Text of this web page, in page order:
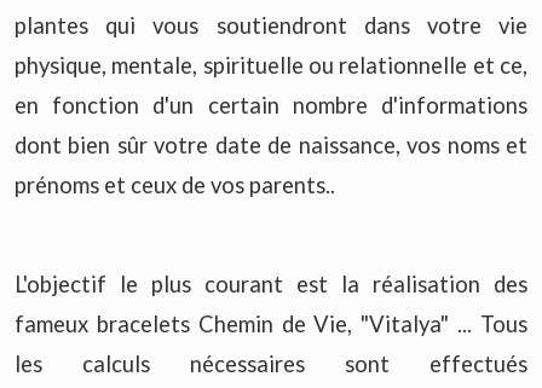
plantes qui vous soutiendront dans votre vie
physique, mentale, spirituelle ou relationnelle et ce,
en fonction d'un certain nombre d'informations
dont bien sûr votre date de naissance, vos noms et
prénoms et ceux de vos parents..
L'objectif le plus courant est la réalisation des
fameux bracelets Chemin de Vie, "Vitalya" ... Tous
les calculs nécessaires sont effectués